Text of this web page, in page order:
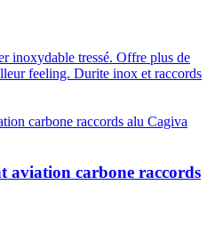
inoxydable tressé. Offre plus de
feeling. Durite inox et raccords
aviation carbone raccords